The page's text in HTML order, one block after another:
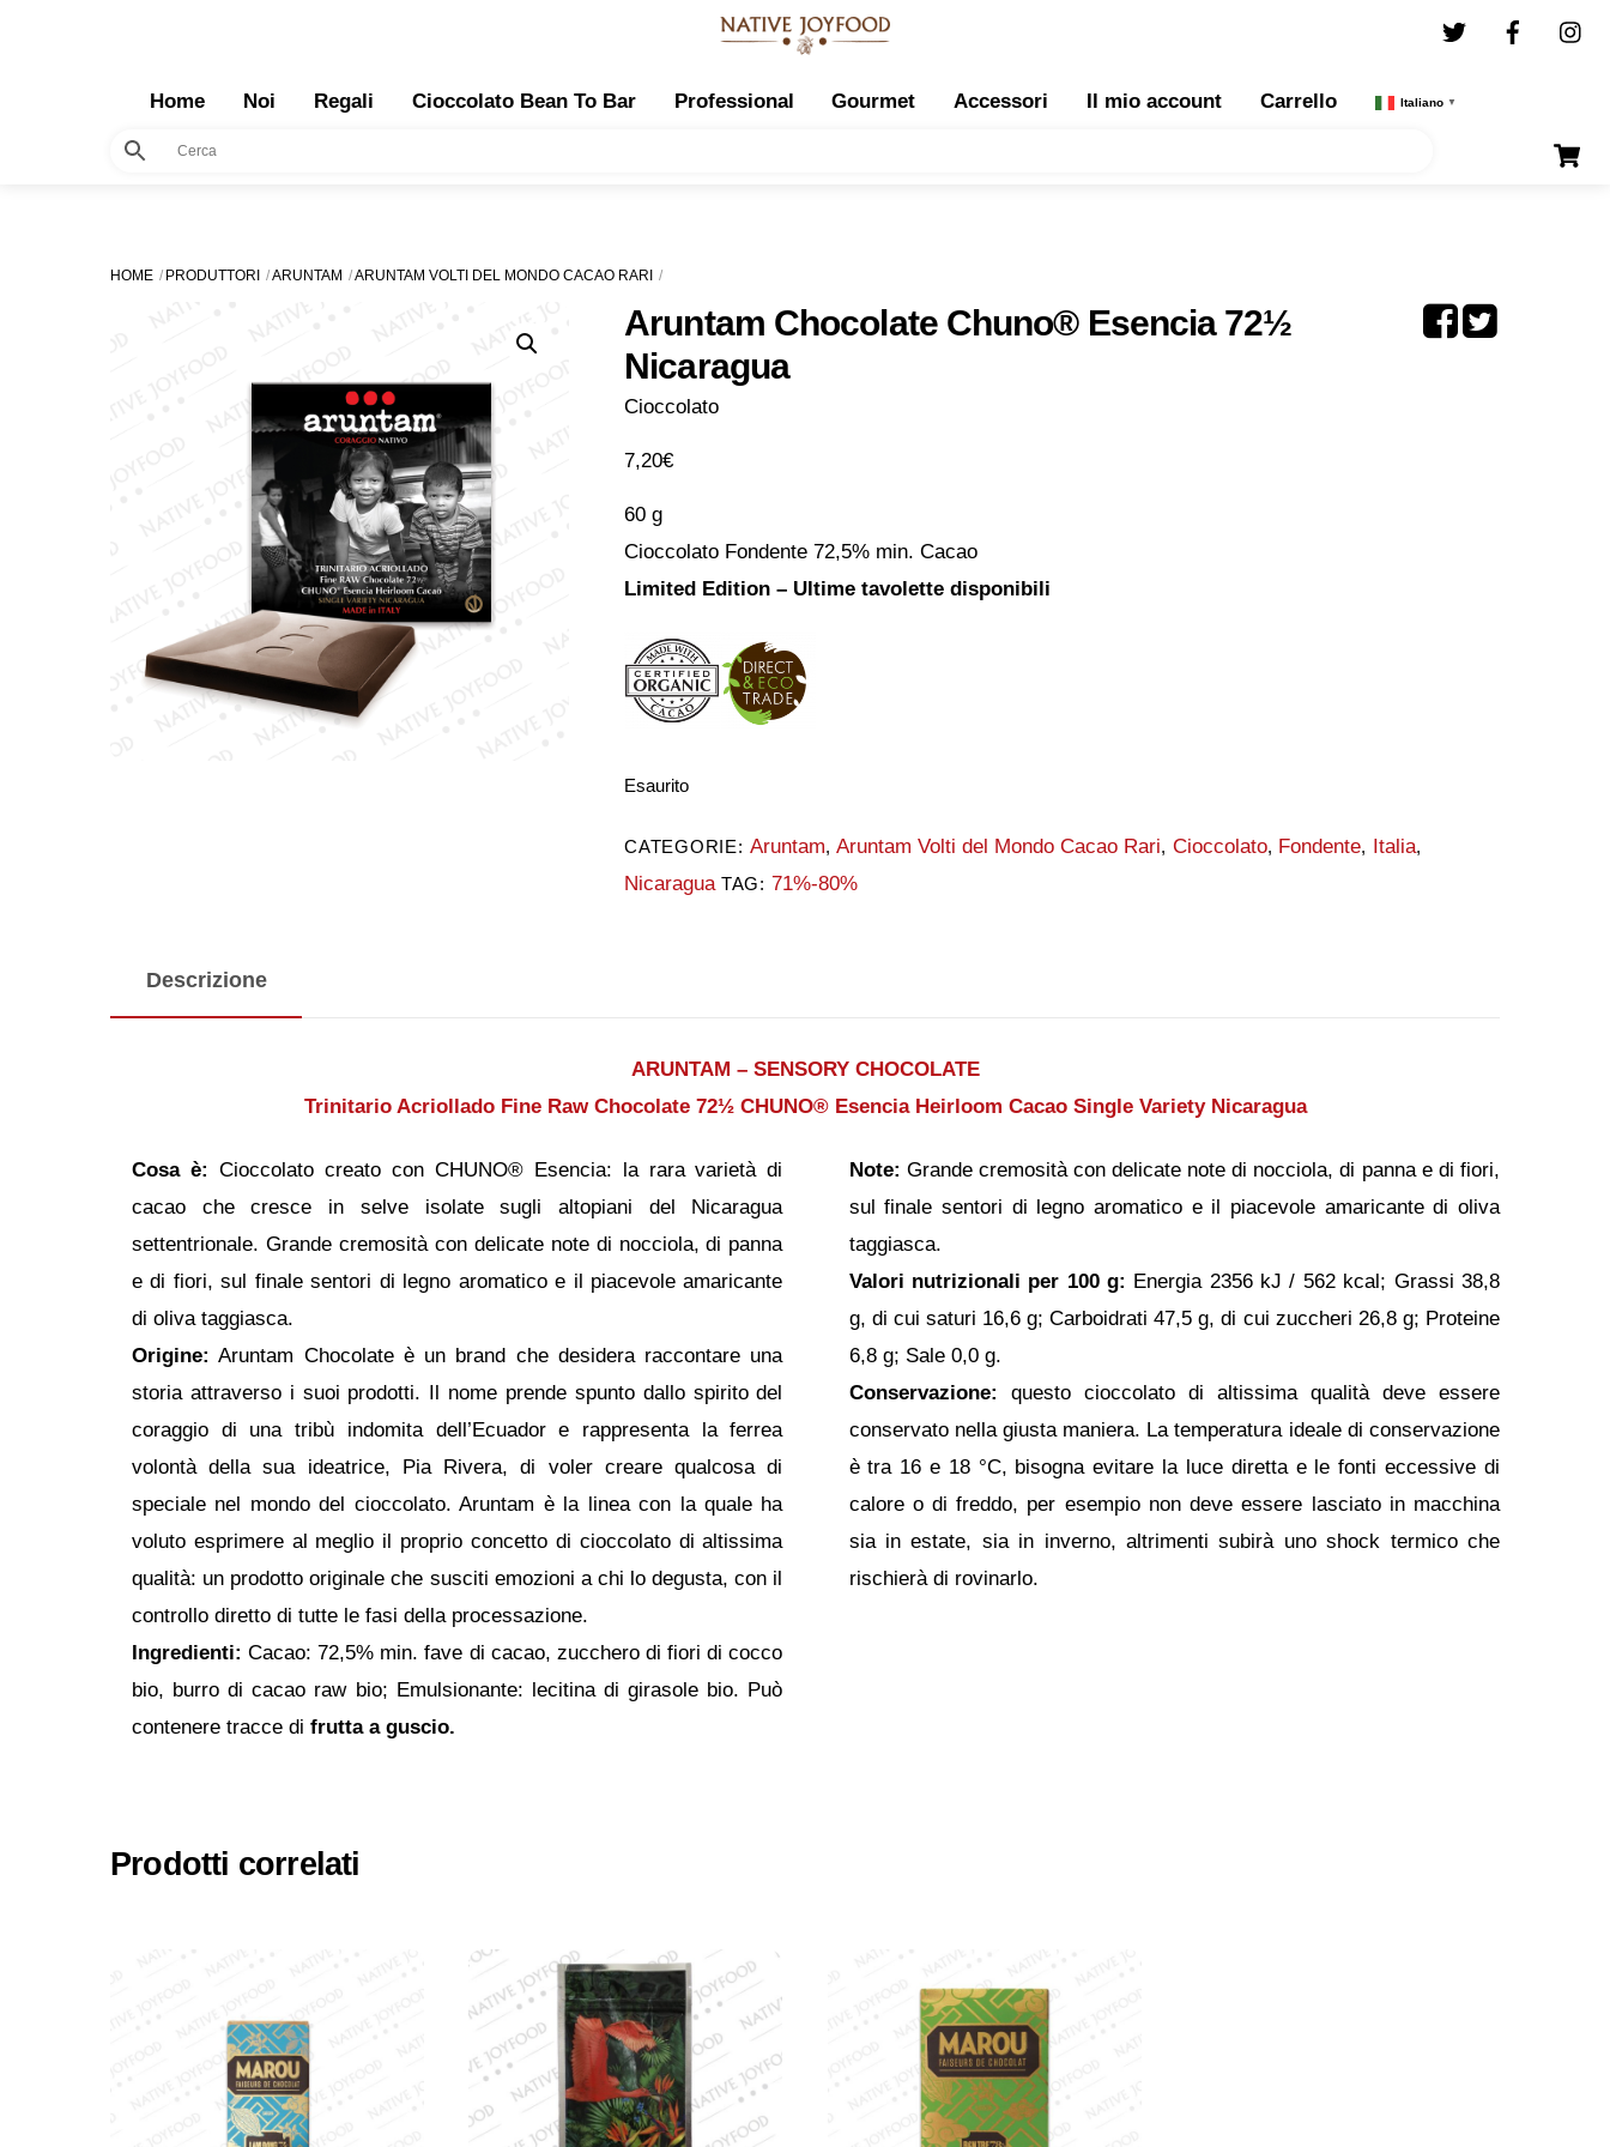
Twitter
Home Noi Regali Cioccolato Bean To Bar Professional Gourmet Accessori Il mio account Carrello Italiano ▼
HOME PRODUTTORI ARUNTAM ARUNTAM VOLTI DEL MONDO CACAO RARI
Aruntam Chocolate Chuno® Esencia 72½
Nicaragua
Cioccolato
7,20€
60 g
Cioccolato Fondente 72,5% min. Cacao
Limited Edition – Ultime tavolette disponibili
Esaurito
CATEGORIE: Aruntam,Aruntam Volti del Mondo Cacao Rari, Cioccolato, Fondente, Italia,
Nicaragua TAG: 71%-80%
Descrizione
ARUNTAM – SENSORY CHOCOLATE
Trinitario Acriollado Fine Raw Chocolate 72½ CHUNO® Esencia Heirloom Cacao Single Variety Nicaragua
Cosa è: Cioccolato creato con CHUNO® Esencia: la rara varietà di
cacao che cresce in selve isolate sugli altopiani del Nicaragua
settentrionale. Grande cremosità con delicate note di nocciola, di panna
e di fiori, sul finale sentori di legno aromatico e il piacevole amaricante
di oliva taggiasca.
Origine: Aruntam Chocolate è un brand che desidera raccontare una
storia attraverso i suoi prodotti. Il nome prende spunto dallo spirito del
coraggio di una tribù indomita dell’Ecuador e rappresenta la ferrea
volontà della sua ideatrice, Pia Rivera, di voler creare qualcosa di
speciale nel mondo del cioccolato. Aruntam è la linea con la quale ha
voluto esprimere al meglio il proprio concetto di cioccolato di altissima
qualità: un prodotto originale che susciti emozioni a chi lo degusta, con il
controllo diretto di tutte le fasi della processazione.
Ingredienti: Cacao: 72,5% min. fave di cacao, zucchero di fiori di cocco
bio, burro di cacao raw bio; Emulsionante: lecitina di girasole bio. Può
contenere tracce di frutta a guscio.
Note: Grande cremosità con delicate note di nocciola, di panna e di fiori,
sul finale sentori di legno aromatico e il piacevole amaricante di oliva
taggiasca.
Valori nutrizionali per 100 g: Energia 2356 kJ / 562 kcal; Grassi 38,8
g, di cui saturi 16,6 g; Carboidrati 47,5 g, di cui zuccheri 26,8 g; Proteine
6,8 g; Sale 0,0 g.
Conservazione: questo cioccolato di altissima qualità deve essere
conservato nella giusta maniera. La temperatura ideale di conservazione
è tra 16 e 18 °C, bisogna evitare la luce diretta e le fonti eccessive di
calore o di freddo, per esempio non deve essere lasciato in macchina
sia in estate, sia in inverno, altrimenti subirà uno shock termico che
rischierà di rovinarlo.
Prodotti correlati